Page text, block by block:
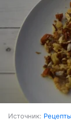
Источник: